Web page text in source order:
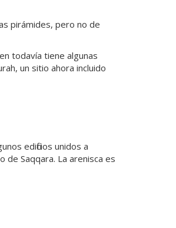
pirámides, pero no de
todavía tiene algunas
un sitio ahora incluido
edificios unidos a
de Saqqara. La arenisca es